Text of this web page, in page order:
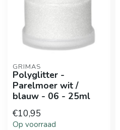
GRIMAS
Polyglitter -
Parelmoer wit /
blauw - 06 - 25ml
€10,95
Op voorraad